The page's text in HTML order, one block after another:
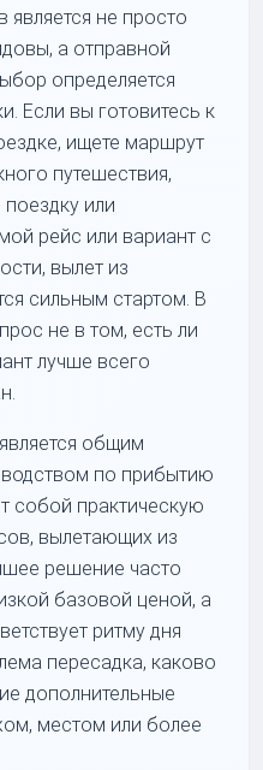
является не просто
а отправной
определяется
Если вы готовитесь к
ищете маршрут
путешествия,
или
рейс или вариант с
вылет из
сильным стартом. В
не в том, есть ли
лучше всего
общим
по прибытию
собой практическую
вылетающих из
решение часто
базовой ценой, а
ритму дня
пересадка, каково
дополнительные
местом или более